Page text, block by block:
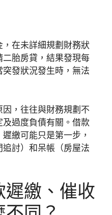
在未詳細規劃財務狀
胎房貸，結果發現每
發狀況發生時，無法
，往往與財務規劃不
過度負債有關。借款
繳可能只是第一步，
討）和呆帳（房屋法
遲繳、催收